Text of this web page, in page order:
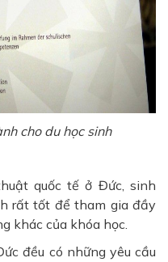
cho du học sinh
quốc tế ở Đức, sinh
rất tốt để tham gia đầy
khác của khóa học.
đều có những yêu cầu